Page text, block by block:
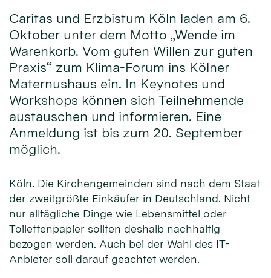
Caritas und Erzbistum Köln laden am 6.
Oktober unter dem Motto „Wende im
Warenkorb. Vom guten Willen zur guten
Praxis“ zum Klima-Forum ins Kölner
Maternushaus ein. In Keynotes und
Workshops können sich Teilnehmende
austauschen und informieren. Eine
Anmeldung ist bis zum 20. September
möglich.
Köln. Die Kirchengemeinden sind nach dem Staat
der zweitgrößte Einkäufer in Deutschland. Nicht
nur alltägliche Dinge wie Lebensmittel oder
Toilettenpapier sollten deshalb nachhaltig
bezogen werden. Auch bei der Wahl des IT-
Anbieter soll darauf geachtet werden.